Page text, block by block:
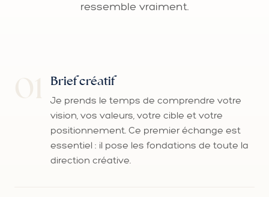
ressemble vraiment.
Brief créatif
Je prends le temps de comprendre votre
vision, vos valeurs, votre cible et votre
positionnement. Ce premier échange est
essentiel : il pose les fondations de toute la
direction créative.